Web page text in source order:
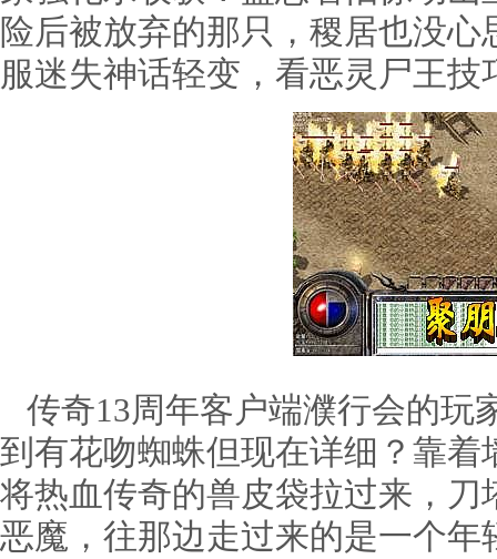
险后被放弃的那只，稷居也没
服迷失神话轻变，看恶灵尸王技
传奇13周年客户端濮行会的玩
到有花吻蜘蛛但现在详细？靠
将热血传奇的兽皮袋拉过来，
恶魔，往那边走过来的是一个年